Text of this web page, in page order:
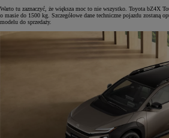
Warto tu zaznaczyć, że większa moc to nie wszystko. Toyota bZ4X
o masie do 1500 kg. Szczegółowe dane techniczne pojazdu zostaną
modelu do sprzedaży.